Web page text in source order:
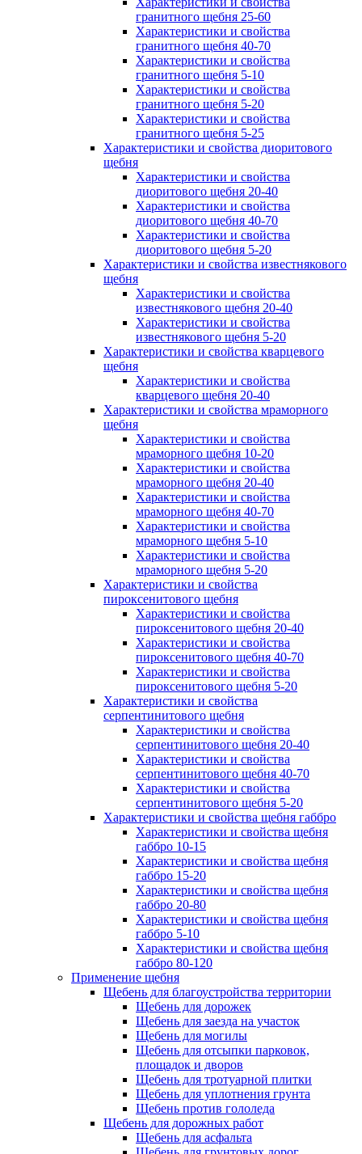
гранитного щебня 25-60
Характеристики и свойства
гранитного щебня 40-70
Характеристики и свойства
гранитного щебня 5-10
Характеристики и свойства
гранитного щебня 5-20
Характеристики и свойства
гранитного щебня 5-25
Характеристики и свойства диоритового
щебня
Характеристики и свойства
диоритового щебня 20-40
Характеристики и свойства
диоритового щебня 40-70
Характеристики и свойства
диоритового щебня 5-20
Характеристики и свойства известнякового
щебня
Характеристики и свойства
известнякового щебня 20-40
Характеристики и свойства
известнякового щебня 5-20
Характеристики и свойства кварцевого
щебня
Характеристики и свойства
кварцевого щебня 20-40
Характеристики и свойства мраморного
щебня
Характеристики и свойства
мраморного щебня 10-20
Характеристики и свойства
мраморного щебня 20-40
Характеристики и свойства
мраморного щебня 40-70
Характеристики и свойства
мраморного щебня 5-10
Характеристики и свойства
мраморного щебня 5-20
Характеристики и свойства
пироксенитового щебня
Характеристики и свойства
пироксенитового щебня 20-40
Характеристики и свойства
пироксенитового щебня 40-70
Характеристики и свойства
пироксенитового щебня 5-20
Характеристики и свойства
серпентинитового щебня
Характеристики и свойства
серпентинитового щебня 20-40
Характеристики и свойства
серпентинитового щебня 40-70
Характеристики и свойства
серпентинитового щебня 5-20
Характеристики и свойства щебня габбро
Характеристики и свойства щебня
габбро 10-15
Характеристики и свойства щебня
габбро 15-20
Характеристики и свойства щебня
габбро 20-80
Характеристики и свойства щебня
габбро 5-10
Характеристики и свойства щебня
габбро 80-120
Применение щебня
Щебень для благоустройства территории
Щебень для дорожек
Щебень для заезда на участок
Щебень для могилы
Щебень для отсыпки парковок,
площадок и дворов
Щебень для тротуарной плитки
Щебень для уплотнения грунта
Щебень против гололеда
Щебень для дорожных работ
Щебень для асфальта